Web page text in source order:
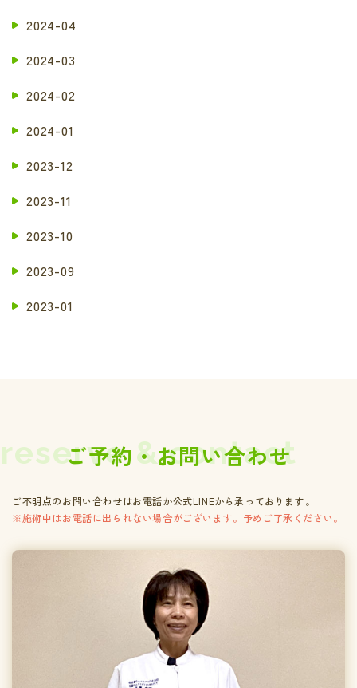
2024-04
2024-03
2024-02
2024-01
2023-12
2023-11
2023-10
2023-09
2023-01
reserve & contact
ご予約・お問い合わせ
ご不明点のお問い合わせはお電話か公式LINEから承っております。
※施術中はお電話に出られない場合がございます。予めご了承ください。